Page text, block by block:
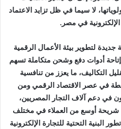
لا سيما في ظل تزايد الاعتماد
في مصر.
جديدة لتطوير بيئة الأعمال الرقمية
أدوات دفع وشحن متكاملة تسهم
التكاليف، ما يعزز من تنافسية
في عصر الاقتصاد الرقمي ومن
في دعم آلاف التجار المصريين،
أوسع من العملاء في مختلف
البنية التحتية للتجارة الإلكترونية